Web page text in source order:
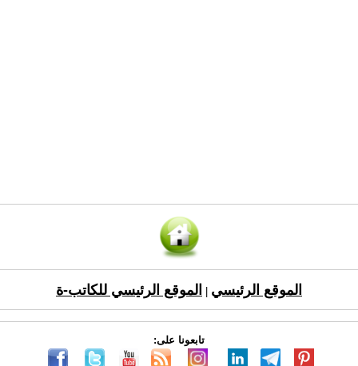
الموقع الرئيسي الموقع الرئيسي للكاتب-ة
تابعونا على: